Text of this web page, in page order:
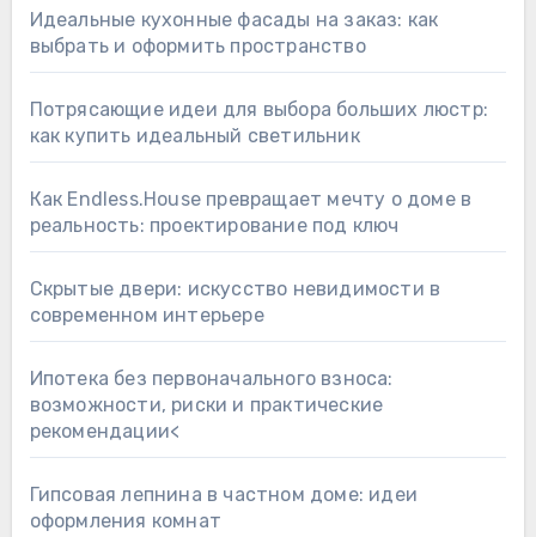
Идеальные кухонные фасады на заказ: как
выбрать и оформить пространство
Потрясающие идеи для выбора больших люстр:
как купить идеальный светильник
Как Endless.House превращает мечту о доме в
реальность: проектирование под ключ
Скрытые двери: искусство невидимости в
современном интерьере
Ипотека без первоначального взноса:
возможности, риски и практические
рекомендации<
Гипсовая лепнина в частном доме: идеи
оформления комнат